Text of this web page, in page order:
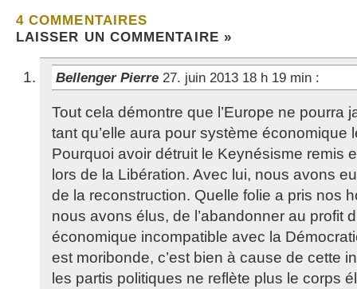
4 COMMENTAIRES
LAISSER UN COMMENTAIRE »
Bellenger Pierre 27. juin 2013 18 h 19 min :
Tout cela démontre que l’Europe ne pourra
tant qu’elle aura pour système économique
Pourquoi avoir détruit le Keynésisme remis
lors de la Libération. Avec lui, nous avons
de la reconstruction. Quelle folie a pris nos
nous avons élus, de l’abandonner au profit
économique incompatible avec la
est moribonde, c’est bien à cause de cette
les partis politiques ne reflète plus le corps